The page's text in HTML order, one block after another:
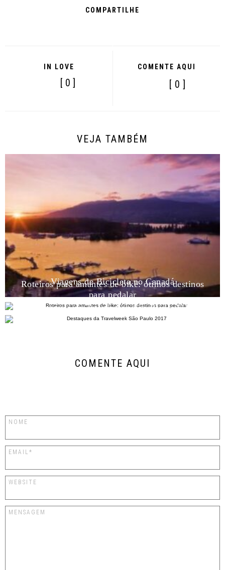
COMPARTILHE
IN LOVE
[ 0 ]
COMENTE AQUI
[ 0 ]
VEJA TAMBÉM
Viagens de Bicicleta no Canadá
Roteiros para amantes de bike: ótimos destinos
para pedalar
Destaques da Travelweek São Paulo 2017
COMENTE AQUI